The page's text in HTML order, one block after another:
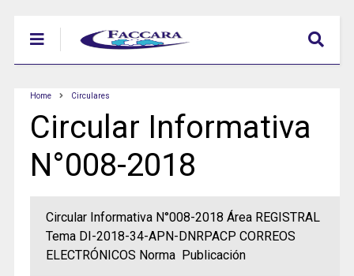
Home Circulares
Circular Informativa
N°008-2018
Circular Informativa N°008-2018 Área REGISTRAL
Tema DI-2018-34-APN-DNRPACP CORREOS
ELECTRÓNICOS Norma Publicación